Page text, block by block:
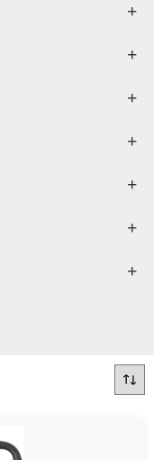
+
+
+
+
+
+
+